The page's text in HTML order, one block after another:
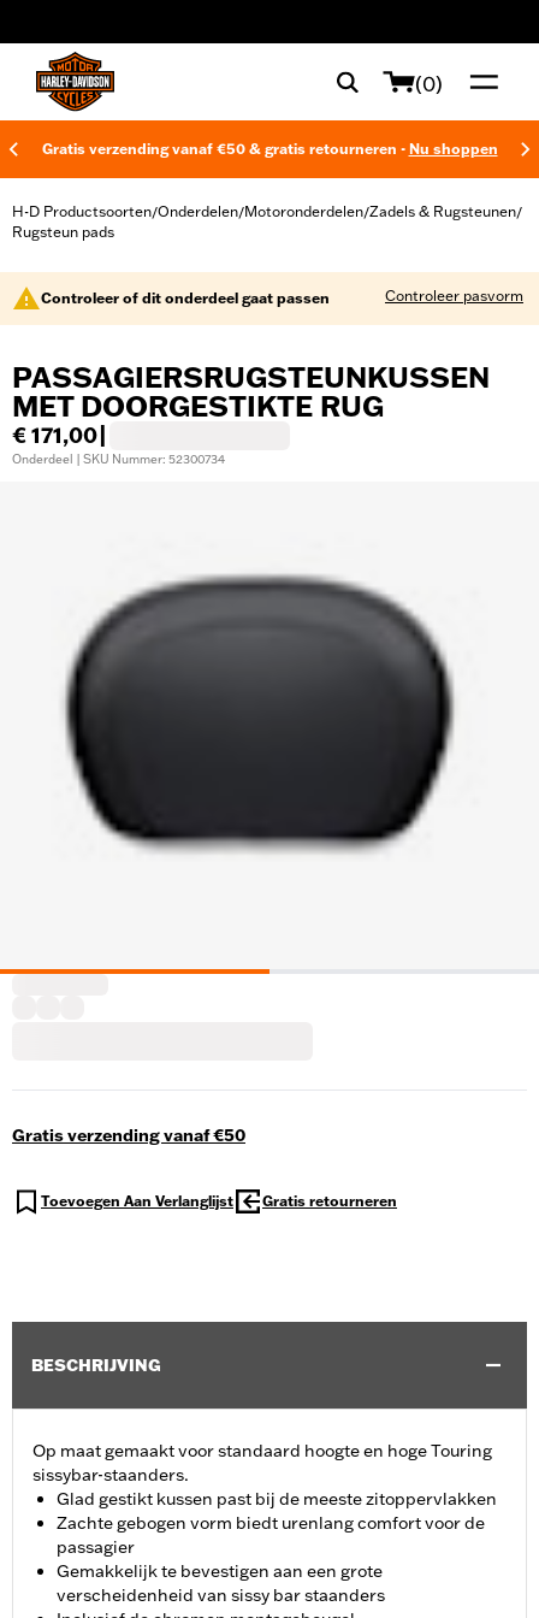
(0)
Gratis verzending vanaf €50 & gratis retourneren - Nu shoppen
H-D Productsoorten/Onderdelen/Motoronderdelen/Zadels & Rugsteunen/
Rugsteun pads
Controleer of dit onderdeel gaat passen Controleer pasvorm
PASSAGIERSRUGSTEUNKUSSEN
MET DOORGESTIKTE RUG
€ 171,00
Onderdeel | SKU Nummer: 52300734
Gratis verzending vanaf €50
Toevoegen Aan Verlanglijst Gratis retourneren
BESCHRIJVING
Op maat gemaakt voor standaard hoogte en hoge Touring
sissybar-staanders.
Glad gestikt kussen past bij de meeste zitoppervlakken
Zachte gebogen vorm biedt urenlang comfort voor de
passagier
Gemakkelijk te bevestigen aan een grote
verscheidenheid van sissy bar staanders